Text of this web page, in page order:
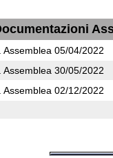
Assemblea 05/04/2022
Assemblea 30/05/2022
Assemblea 02/12/2022